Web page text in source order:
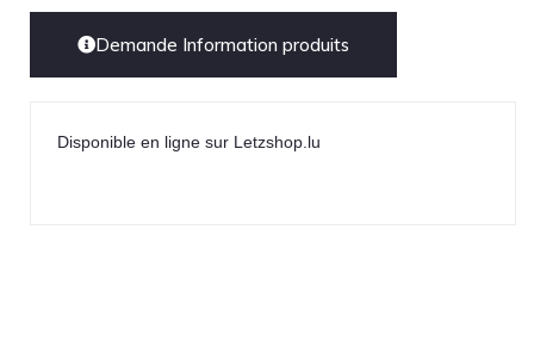
Demande Information produits
Disponible en ligne sur Letzshop.lu